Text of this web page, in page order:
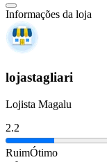
Informações da loja
lojastagliari
Lojista Magalu
2.2
RuimÓtimo